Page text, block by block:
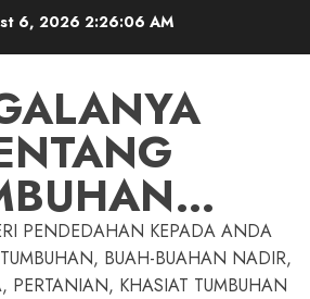
6, 20262:26:07 AM
PENDEDAHAN KEPADA ANDA
BUAH-BUAHAN NADIR,
PERTANIAN, KHASIAT TUMBUHAN